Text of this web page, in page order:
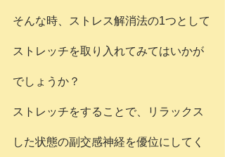
そんな時、ストレス解消法の1つとして
ストレッチを取り入れてみてはいかが
でしょうか？
ストレッチをすることで、リラックス
した状態の副交感神経を優位にしてく